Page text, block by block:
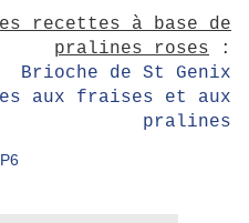
recettes à base de
pralines roses :
Brioche de St Genix
aux fraises et aux
pralines